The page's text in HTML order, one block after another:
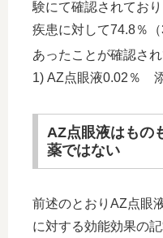
験にて確認されてお
疾患に対して74.8％
あったことが確認さ
1) AZ点眼液0.02％
AZ点眼液はもの
薬ではない
前述のとおりAZ点眼
に対する効能効果の